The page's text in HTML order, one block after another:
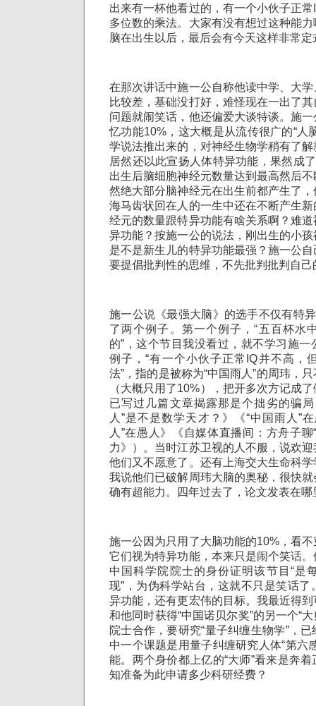
出来有一杯他看过的，有一个小伙子正
多位数的乘法。大家有没有想过这种能
脑在出生以后，最后会有今天这样非常
在那次讲话中施一公自称他读中学、大
比较差，基础没打好，难怪现在一出了
问题就闹笑话，他还偏爱大谈特谈。施
忆功能10%，这大概是从流传很广的“人
学说法推出来的，对神经生物学稍有了
居然还以此宣扬人体特异功能，果然成
出生后脑细胞神经元数量达到最高然后
然绝大部分脑神经元在出生前都产生了
海马齿状回在人的一生中还在不断产生
经元的数量跟特异功能有啥关系啊？难
异功能？按施一公的说法，刚出生的小
是不是新生儿的特异功能最强？施一公
要提倡批判性的思维，不先批判批判自己
施一公说《最强大脑》的选手不仅有特
了两个例子。第一个例子，“五百杯水
的”，这个节目我没看过，就不学习施
例子，“有一个小伙子正常IQ并不高，
法”，指的是被称为“中国雨人”的周玮，
（大概只用了10%），把开多次方记成
已写过几篇文章揭露那是个拙劣的骗
人”是不是数学天才？》《“中国雨人”
人”在愚人》《自媒体直播间：方舟子
力》）。当时江苏卫视的人不服，说欢
他们又不愿意了。还有上海交大生命科
我说他们已破解周玮大脑的奥秘，很快
确有超能力。四年过去了，论文发表在哪
施一公因为只用了大脑功能的10%，看
它们视为特异功能，本来只是闹个笑话
中国科学院院士的身份证明该节目“是
现”，为伪科学站台，这就不只是笑话
异功能，还有更宏伟的目标。我最近得
和他同时获得“中国诺贝尔奖”的另一个“大
院士合作，要研究“量子纠缠生物学”，
中一个课题是用量子纠缠研究人体“第六
能。两个身价都上亿的“大师”看来是奔
知准备为此申请多少科研经费？